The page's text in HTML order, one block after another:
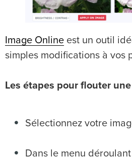
Image Online est un outil
simples modifications à vos
Les étapes pour flouter
Sélectionnez votre
Dans le menu